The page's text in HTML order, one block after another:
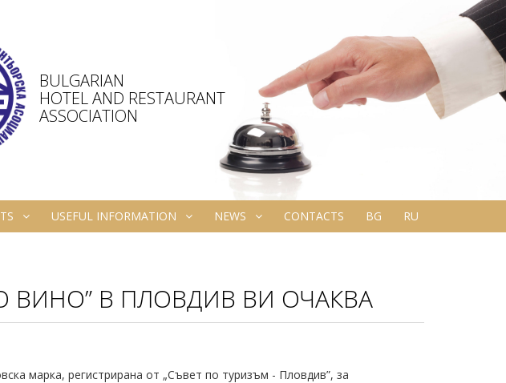
BULGARIAN
HOTEL AND RESTAURANT
ASSOCIATION
USEFUL INFORMATION NEWS CONTACTS BG RU
ВИНО” В ПЛОВДИВ ВИ ОЧАКВА
марка, регистрирана от „Съвет по туризъм - Пловдив”, за